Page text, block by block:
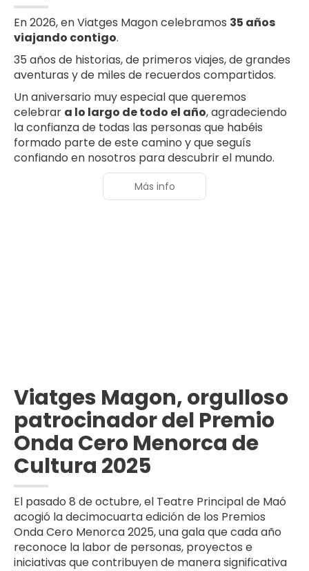
En 2026, en Viatges Magon celebramos 35 años
viajando contigo.
35 años de historias, de primeros viajes, de grandes
aventuras y de miles de recuerdos compartidos.
Un aniversario muy especial que queremos
celebrar a lo largo de todo el año, agradeciendo
la confianza de todas las personas que habéis
formado parte de este camino y que seguís
confiando en nosotros para descubrir el mundo.
Más info
Viatges Magon, orgulloso
patrocinador del Premio
Onda Cero Menorca de
Cultura 2025
El pasado 8 de octubre, el Teatre Principal de Maó
acogió la decimocuarta edición de los Premios
Onda Cero Menorca 2025, una gala que cada año
reconoce la labor de personas, proyectos e
iniciativas que contribuyen de manera significativa